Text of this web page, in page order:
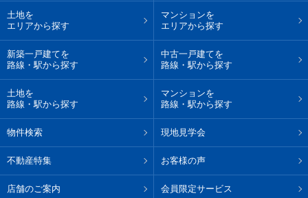
土地を
エリアから探す
マンションを
エリアから探す
新築一戸建てを
路線・駅から探す
中古一戸建てを
路線・駅から探す
土地を
路線・駅から探す
マンションを
路線・駅から探す
物件検索 現地見学会
不動産特集 お客様の声
店舗のご案内 会員限定サービス